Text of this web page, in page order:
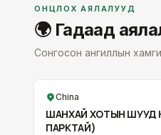
ОНЦЛОХ АЯЛАЛУУД
🌍 Гадаад
Сонгосон ангиллын
China
ШАНХАЙ ХОТЫН ШУУД
ПАРКТАЙ)